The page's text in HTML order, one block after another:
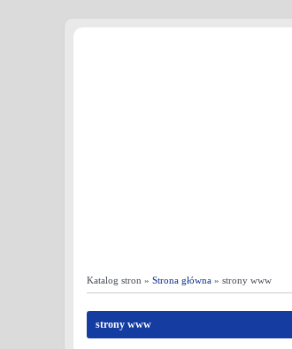
Katalog stron » Strona główna » strony www
strony www